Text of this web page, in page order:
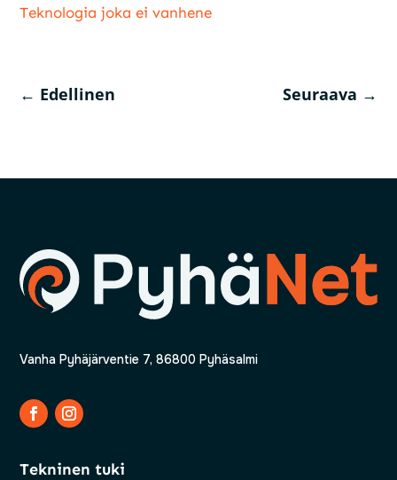
Teknologia joka ei vanhene
← Edellinen Seuraava →
Vanha Pyhäjärventie 7, 86800 Pyhäsalmi
Tekninen tuki